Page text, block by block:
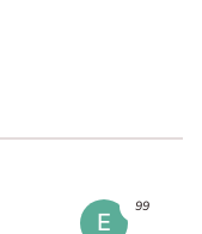
E
99